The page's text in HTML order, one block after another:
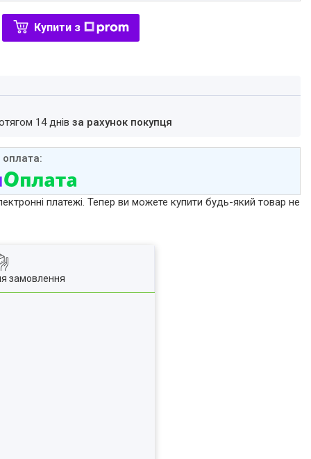
Купити з
14 днівза рахунок покупця
платежі. Тепер ви можете купити будь-який товар не
замовлення